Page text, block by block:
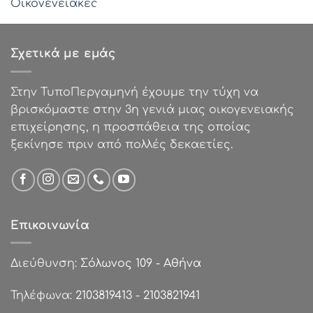
was: τιμή
Σχετικά με εμάς
Στην ΤυποΠεργαμηνή έχουμε την τύχη να
βρισκόμαστε στην 3η γενιά μιας οικογενειακής
επιχείρησης, η προσπάθεια της οποίας
ξεκίνησε πριν από πολλές δεκαετίες.
Επικοινωνία
Διεύθυνση: Σόλωνος 109 - Αθήνα
Τηλέφωνα: 2103819413 - 2103821941